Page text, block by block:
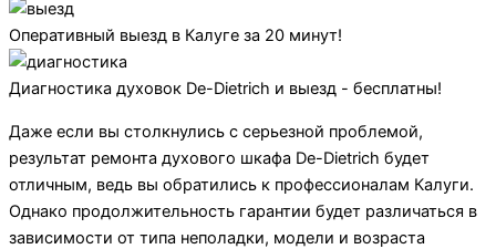
Оперативный выезд в Калуге за 20 минут!
Диагностика духовок De-Dietrich и выезд - бесплатны!
Даже если вы столкнулись с серьезной проблемой,
результат ремонта духового шкафа De-Dietrich будет
отличным, ведь вы обратились к профессионалам Калуги.
Однако продолжительность гарантии будет различаться в
зависимости от типа неполадки, модели и возраста